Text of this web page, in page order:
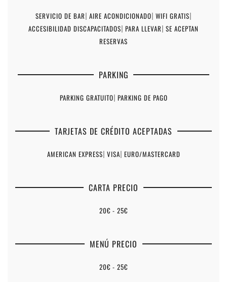
SERVICIO DE BAR| AIRE ACONDICIONADO| WIFI GRATIS|
ACCESIBILIDAD DISCAPACITADOS| PARA LLEVAR| SE ACEPTAN
RESERVAS
PARKING
PARKING GRATUITO| PARKING DE PAGO
TARJETAS DE CRÉDITO ACEPTADAS
AMERICAN EXPRESS| VISA| EURO/MASTERCARD
CARTA PRECIO
20€ - 25€
MENÚ PRECIO
20€ - 25€